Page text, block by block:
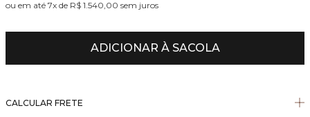
ou em até 7x de R$ 1.540,00 sem juros
ADICIONAR À SACOLA
CALCULAR FRETE